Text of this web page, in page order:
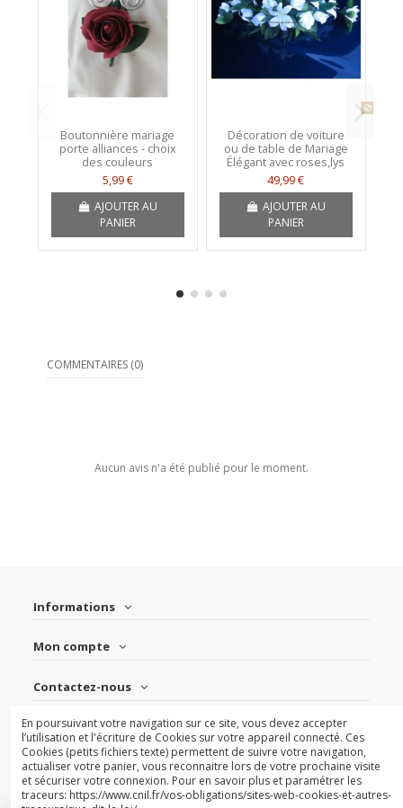
Boutonnière mariage
porte alliances - choix
des couleurs
5,99 €
AJOUTER AU
PANIER
Décoration de voiture
ou de table de Mariage
Élégant avec roses,lys
49,99 €
AJOUTER AU
PANIER
COMMENTAIRES (0)
Aucun avis n'a été publié pour le moment.
Informations
Mon compte
Contactez-nous
Suivez-nous
Newsletter
En poursuivant votre navigation sur ce site, vous devez accepter
l’utilisation et l'écriture de Cookies sur votre appareil connecté. Ces
Cookies (petits fichiers texte) permettent de suivre votre navigation,
actualiser votre panier, vous reconnaitre lors de votre prochaine visite
et sécuriser votre connexion. Pour en savoir plus et paramétrer les
traceurs: https://www.cnil.fr/vos-obligations/sites-web-cookies-et-autres-